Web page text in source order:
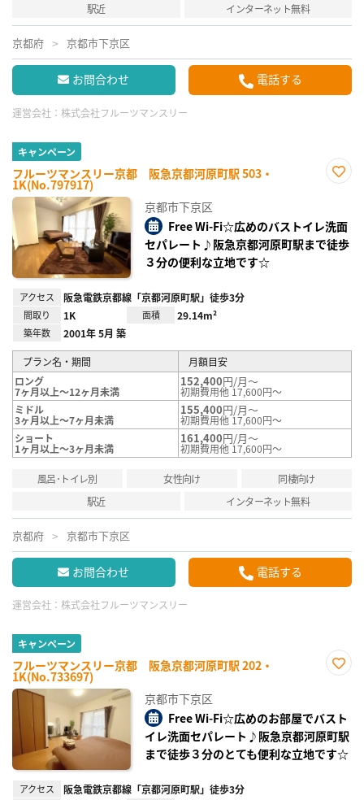
駅近
インターネット無料
京都府 京都市下京区
お問合わせ 電話する
運営会社： 株式会社フルーツマンスリー
キャンペーン
フルーツマンスリー京都 阪急京都河原町駅 503・
1K(No.797917)
録
京都市下京区
Free Wi-Fi☆広めのバストイレ洗面
セパレート♪阪急京都河原町駅まで徒歩
３分の便利な立地です☆
アクセス 阪急電鉄京都線「京都河原町駅」徒歩3分
間取り 1K 面積 29.14m²
築年数 2001年 5月 築
プラン名・期間
月額目安
ロング
7ヶ月以上～12ヶ月未満
152,400円/月～
初期費用他 17,600円～
ミドル
3ヶ月以上～7ヶ月未満
155,400円/月～
初期費用他 17,600円～
ショート
1ヶ月以上～3ヶ月未満
161,400円/月～
初期費用他 17,600円～
風呂･トイレ別 女性向け
同棲向け
駅近
インターネット無料
京都府 京都市下京区
お問合わせ 電話する
運営会社： 株式会社フルーツマンスリー
キャンペーン
フルーツマンスリー京都 阪急京都河原町駅 202・
1K(No.733697)
録
京都市下京区
Free Wi-Fi☆広めのお部屋でバスト
イレ洗面セパレート♪阪急京都河原町駅
まで徒歩３分のとても便利な立地です☆
アクセス 阪急電鉄京都線「京都河原町駅」徒歩3分